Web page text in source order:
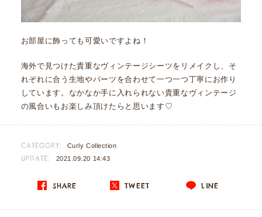
お部屋に飾っても可愛いですよね！
海外で見つけた貴重なヴィンテージシーツをリメイクし、そ
れぞれに合う生地やパーツを合わせて一つ一つ丁寧にお作り
しています。なかなか手に入れられない貴重なヴィンテージ
の風合いもお楽しみ頂けたらと思います♡
CATEGORY: Curly Collection
UPDATE: 2021.09.20 14:43
SHARE TWEET LINE